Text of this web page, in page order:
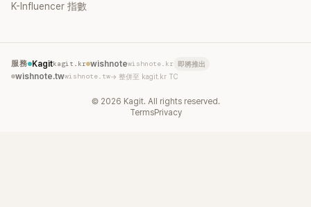
K-Influencer 指數
服務 Kagitkagit.kr wishnotewishnote.kr 即將推出
wishnote.twwishnote.tw→ 整併至 kagit.kr TC
© 2026 Kagit. All rights reserved.
TermsPrivacy